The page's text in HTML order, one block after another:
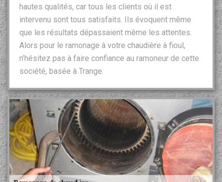
hautes qualités, car tous les clients où il est
intervenu sont tous satisfaits. Ils évoquent même
que les résultats dépassaient même les attentes.
Alors pour le ramonage à votre chaudière à fioul,
n’hésitez pas à faire confiance au ramoneur de cette
société, basée à Trange.